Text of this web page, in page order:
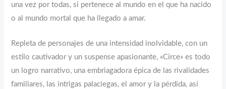
una vez por todas, si pertenece al mundo en el que ha nacido
o al mundo mortal que ha llegado a amar.
Repleta de personajes de una intensidad inolvidable, con un
estilo cautivador y un suspense apasionante, «Circe» es todo
un logro narrativo, una embriagadora épica de las rivalidades
familiares, las intrigas palaciegas, el amor y la pérdida, así